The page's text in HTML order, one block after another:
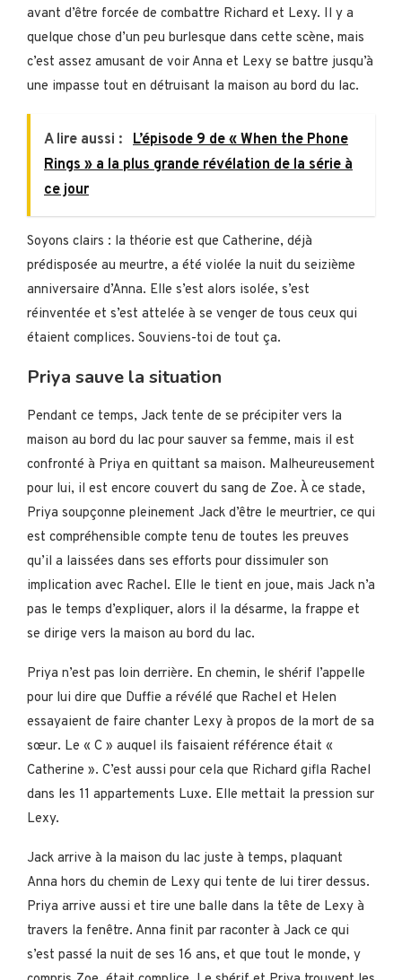
avant d’être forcée de combattre Richard et Lexy. Il y a
quelque chose d’un peu burlesque dans cette scène, mais
c’est assez amusant de voir Anna et Lexy se battre jusqu’à
une impasse tout en détruisant la maison au bord du lac.
A lire aussi : L’épisode 9 de « When the Phone
Rings » a la plus grande révélation de la série à
ce jour
Soyons clairs : la théorie est que Catherine, déjà
prédisposée au meurtre, a été violée la nuit du seizième
anniversaire d’Anna. Elle s’est alors isolée, s’est
réinventée et s’est attelée à se venger de tous ceux qui
étaient complices. Souviens-toi de tout ça.
Priya sauve la situation
Pendant ce temps, Jack tente de se précipiter vers la
maison au bord du lac pour sauver sa femme, mais il est
confronté à Priya en quittant sa maison. Malheureusement
pour lui, il est encore couvert du sang de Zoe. À ce stade,
Priya soupçonne pleinement Jack d’être le meurtrier, ce qui
est compréhensible compte tenu de toutes les preuves
qu’il a laissées dans ses efforts pour dissimuler son
implication avec Rachel. Elle le tient en joue, mais Jack n’a
pas le temps d’expliquer, alors il la désarme, la frappe et
se dirige vers la maison au bord du lac.
Priya n’est pas loin derrière. En chemin, le shérif l’appelle
pour lui dire que Duffie a révélé que Rachel et Helen
essayaient de faire chanter Lexy à propos de la mort de sa
sœur. Le « C » auquel ils faisaient référence était «
Catherine ». C’est aussi pour cela que Richard gifla Rachel
dans les 11 appartements Luxe. Elle mettait la pression sur
Lexy.
Jack arrive à la maison du lac juste à temps, plaquant
Anna hors du chemin de Lexy qui tente de lui tirer dessus.
Priya arrive aussi et tire une balle dans la tête de Lexy à
travers la fenêtre. Anna finit par raconter à Jack ce qui
s’est passé la nuit de ses 16 ans, et que tout le monde, y